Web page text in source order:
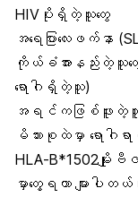
HIVပိုးရှိတဲ့သူတွေ
အရေပြားလေးဖက်နာ
ကိုယ်ခံအားနည်းတဲ့သူ
ရောဂါရှိတဲ့သူ)
အရင်ကဖြစ်ဖူးတဲ့
မိသားစုထဲမှာ ရောဂ
HLA-B*1502မျို
မှာတွေ့ရတာ များပါတ